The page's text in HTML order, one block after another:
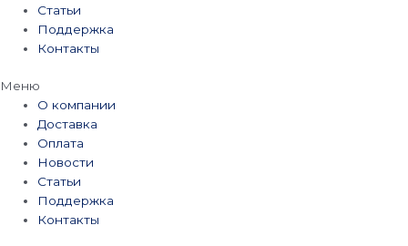
Статьи
Поддержка
Контакты
Меню
О компании
Доставка
Оплата
Новости
Статьи
Поддержка
Контакты